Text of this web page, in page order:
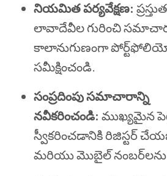
నియమిత పర్యవేక్షణ:
లావాదేవీల గురించి
కాలానుగుణంగా పోర్ట్‌ఫోలియో
సమీక్షించండి.
సంప్రదింపు సమాచారాన్ని
నవీకరించండి: ముఖ్యమైన
స్వీకరించడానికి రిజిస్టర్
మరియు మొబైల్ నంబర్‌లను